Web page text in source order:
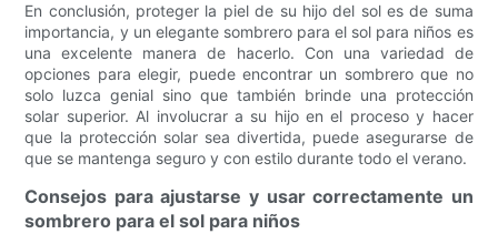
En conclusión, proteger la piel de su hijo del sol es de suma
importancia, y un elegante sombrero para el sol para niños es
una excelente manera de hacerlo. Con una variedad de
opciones para elegir, puede encontrar un sombrero que no
solo luzca genial sino que también brinde una protección
solar superior. Al involucrar a su hijo en el proceso y hacer
que la protección solar sea divertida, puede asegurarse de
que se mantenga seguro y con estilo durante todo el verano.
Consejos para ajustarse y usar correctamente un
sombrero para el sol para niños